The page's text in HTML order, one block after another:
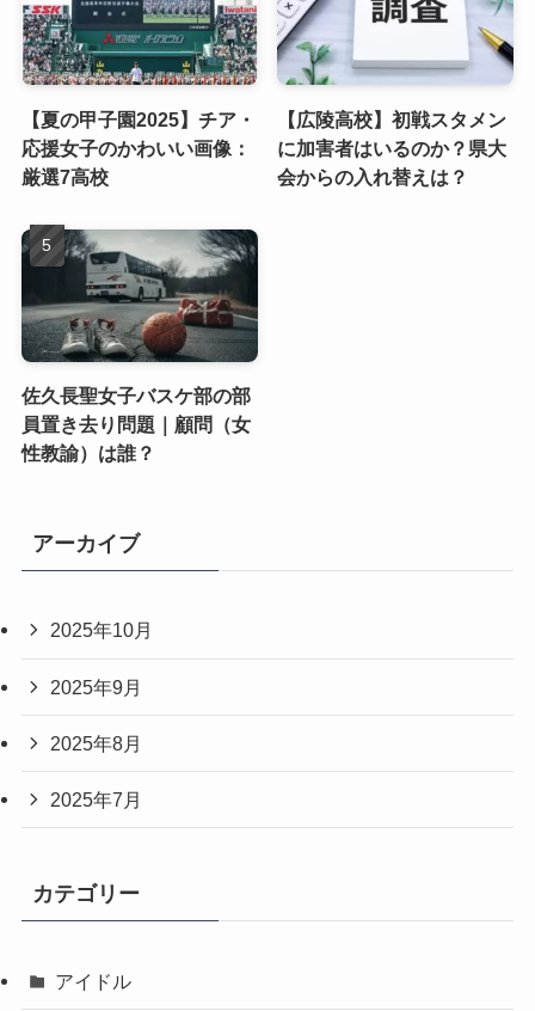
【夏の甲子園2025】チア・
応援女子のかわいい画像：
厳選7高校
【広陵高校】初戦スタメン
に加害者はいるのか？県大
会からの入れ替えは？
佐久長聖女子バスケ部の部
員置き去り問題｜顧問（女
性教諭）は誰？
アーカイブ
2025年10月
2025年9月
2025年8月
2025年7月
カテゴリー
アイドル